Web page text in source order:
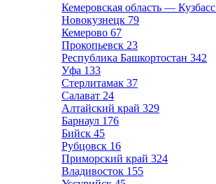
Кемеровская область — Кузбасс
Новокузнецк 79
Кемерово 67
Прокопьевск 23
Республика Башкортостан 342
Уфа 133
Стерлитамак 37
Салават 24
Алтайский край 329
Барнаул 176
Бийск 45
Рубцовск 16
Приморский край 324
Владивосток 155